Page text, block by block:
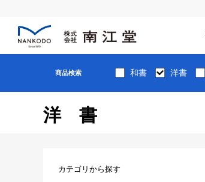
商品検索 和書 洋書
洋書
カテゴリから探す